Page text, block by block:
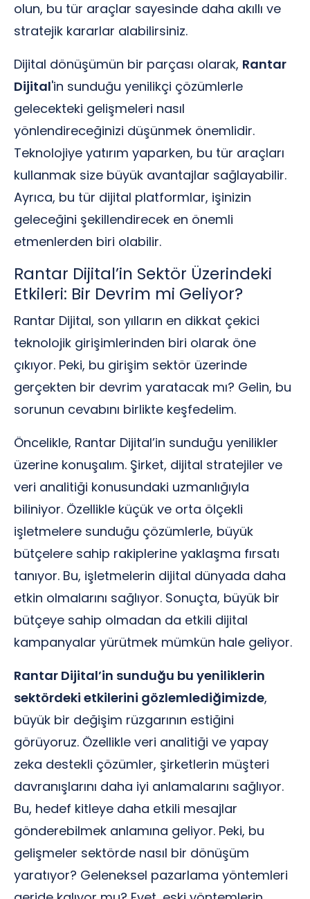
olun, bu tür araçlar sayesinde daha akıllı ve
stratejik kararlar alabilirsiniz.
Dijital dönüşümün bir parçası olarak, Rantar
Dijital'in sunduğu yenilikçi çözümlerle
gelecekteki gelişmeleri nasıl
yönlendireceğinizi düşünmek önemlidir.
Teknolojiye yatırım yaparken, bu tür araçları
kullanmak size büyük avantajlar sağlayabilir.
Ayrıca, bu tür dijital platformlar, işinizin
geleceğini şekillendirecek en önemli
etmenlerden biri olabilir.
Rantar Dijital’in Sektör Üzerindeki
Etkileri: Bir Devrim mi Geliyor?
Rantar Dijital, son yılların en dikkat çekici
teknolojik girişimlerinden biri olarak öne
çıkıyor. Peki, bu girişim sektör üzerinde
gerçekten bir devrim yaratacak mı? Gelin, bu
sorunun cevabını birlikte keşfedelim.
Öncelikle, Rantar Dijital’in sunduğu yenilikler
üzerine konuşalım. Şirket, dijital stratejiler ve
veri analitiği konusundaki uzmanlığıyla
biliniyor. Özellikle küçük ve orta ölçekli
işletmelere sunduğu çözümlerle, büyük
bütçelere sahip rakiplerine yaklaşma fırsatı
tanıyor. Bu, işletmelerin dijital dünyada daha
etkin olmalarını sağlıyor. Sonuçta, büyük bir
bütçeye sahip olmadan da etkili dijital
kampanyalar yürütmek mümkün hale geliyor.
Rantar Dijital’in sunduğu bu yeniliklerin
sektördeki etkilerini gözlemlediğimizde,
büyük bir değişim rüzgarının estiğini
görüyoruz. Özellikle veri analitiği ve yapay
zeka destekli çözümler, şirketlerin müşteri
davranışlarını daha iyi anlamalarını sağlıyor.
Bu, hedef kitleye daha etkili mesajlar
gönderebilmek anlamına geliyor. Peki, bu
gelişmeler sektörde nasıl bir dönüşüm
yaratıyor? Geleneksel pazarlama yöntemleri